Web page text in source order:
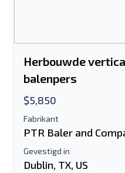
Herbouwde
balenpers
$5,850
Fabrikant
PTR Baler and
Gevestigd in
Dublin, TX, US